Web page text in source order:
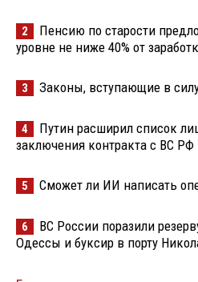
2
Пенсию по старости
уровне не ниже 40% от
3 Законы, вступающие в
4
Путин расширил список
заключения контракта с ВС РФ
5 Сможет ли ИИ написать
6
ВС России поразили
Одессы и буксир в порту